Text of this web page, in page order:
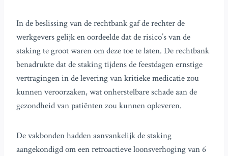
In de beslissing van de rechtbank gaf de rechter de
werkgevers gelijk en oordeelde dat de risico’s van de
staking te groot waren om deze toe te laten. De rechtbank
benadrukte dat de staking tijdens de feestdagen ernstige
vertragingen in de levering van kritieke medicatie zou
kunnen veroorzaken, wat onherstelbare schade aan de
gezondheid van patiënten zou kunnen opleveren.
De vakbonden hadden aanvankelijk de staking
aangekondigd om een retroactieve loonsverhoging van 6